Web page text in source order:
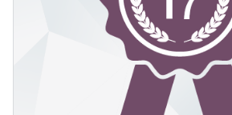
Each WRONG answer will
Each UNANSWERED